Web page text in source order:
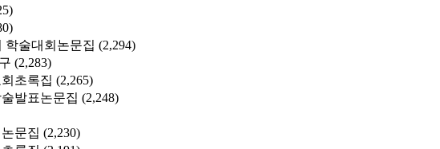
학술대회논문집 (2,294)
(2,283)
초록집 (2,265)
발표논문집 (2,248)
문집 (2,230)